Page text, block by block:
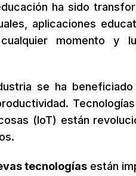
ha sido
aplicaciones
momento y
se ha
(IoT) están
tecnologíasestán